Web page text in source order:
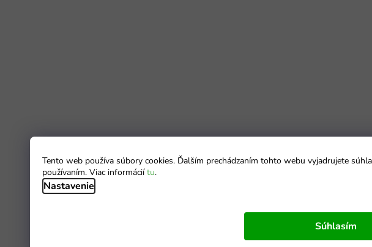
Tento web používa súbory cookies. Ďalším prechádzaním tohto webu vyjadrujete
používaním. Viac informáciítu.
Nastavenie
Súhlasím